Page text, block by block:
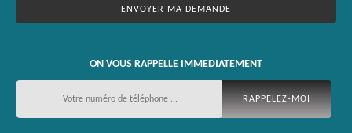
ON VOUS RAPPELLE IMMEDIATEMENT